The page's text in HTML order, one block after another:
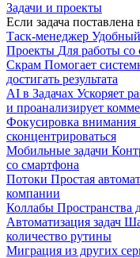
Задачи и проекты
Если задача
Таск-менеджер
Проекты Для работы со
Скрам Помогает
достигать результата
AI в Задачах Ускоряет
и проанализирует
Фокусировка внимания
сконцентрироваться
Мобильные задачи
со смартфона
Потоки Простая
компании
Коллабы Пространства
Автоматизация задач
количество рутины
Миграция из других